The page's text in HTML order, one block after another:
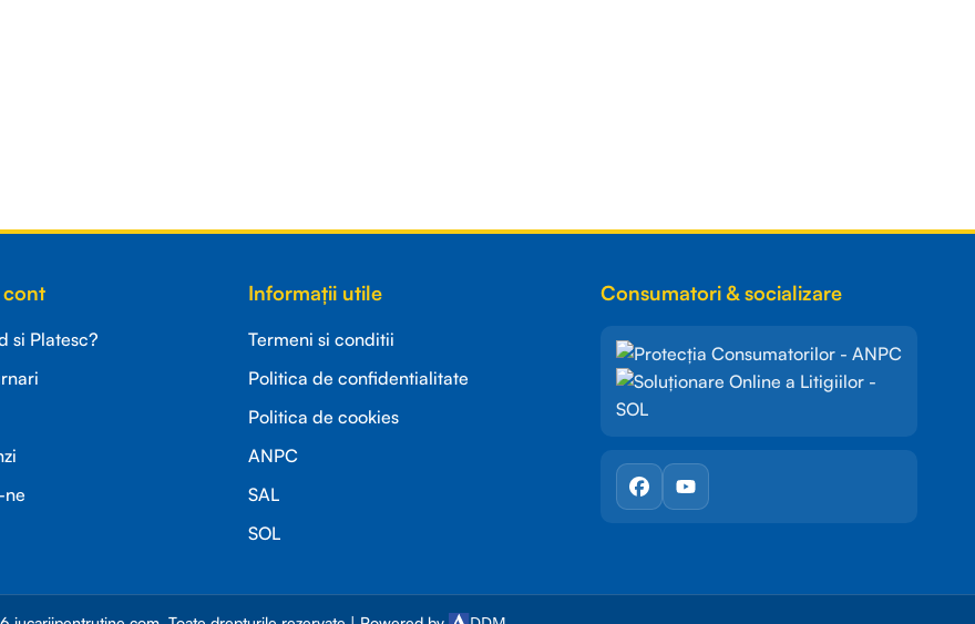
cont
si Platesc?
ne
Informații utile
Termeni si conditii
Politica de confidentialitate
Politica de cookies
ANPC
SAL
SOL
Consumatori & socializare